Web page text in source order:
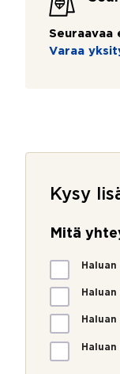
Seuraavaa
Varaa
Kysy
Mitä
M
i
ä